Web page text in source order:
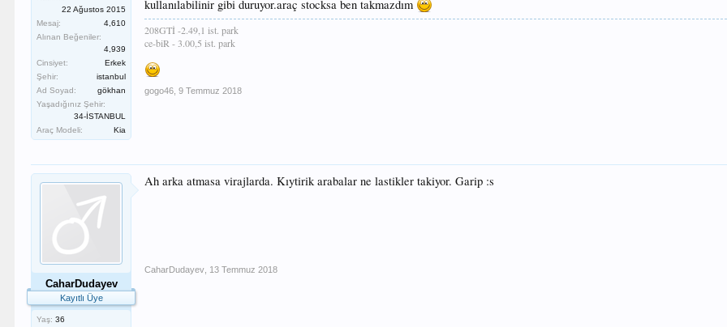
22 Ağustos 2015
Mesaj:
4,610
Alınan Beğeniler:
4,939
Cinsiyet:
Erkek
Şehir:
istanbul
Ad Soyad:
gökhan
Yaşadığınız Şehir:
34-İSTANBUL
Araç Modeli:
Kia
kullanılabilinir gibi duruyor.araç stocksa ben takmazdım
208GTİ -2.49,1 ist. park
ce-biR - 3.00,5 ist. park
gogo46 9 Temmuz 2018
CaharDudayev
Kayıtlı Üye
Yaş: 36
Ah arka atmasa virajlarda. Kıytirik arabalar ne lastikler takiyor. Garip :s
CaharDudayev 13 Temmuz 2018